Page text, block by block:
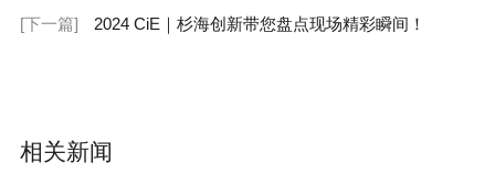
[下一篇]
2024 CiE｜杉海创新带您盘点现场精彩瞬间！
相关新闻